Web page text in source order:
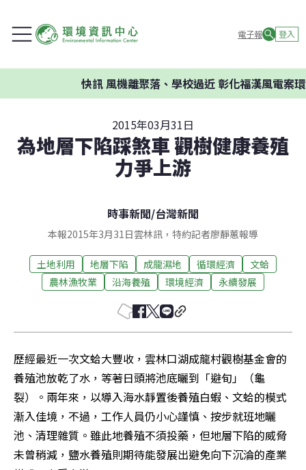
電子報 登入
風機離聚落、學校過近 彰化福漢風電案環委建
2015年03月31日
為地層下陷踩煞車 觀樹健康養殖
力爭上游
時事新聞/台灣新聞
本報2015年3月31日雲林訊，特約記者廖靜蕙報導
土地利用 地層下陷 成龍濕地 循環經濟
文蛤
農林漁牧業
沿海養殖 環境經濟 永續發展
歷經最近一次文蛤大豐收，雲林口湖成龍村觀樹基金會的
養殖池放乾了水，等著日頭將池底曬到「避旬」（龜
裂）。兩年來，以導入海水靜置後養殖白蝦、文蛤的模式
漸入佳境，不過，工作人員仍小心謹慎、按步就班地曬
池、清理雜質。雖此地養殖不須投藥，但地層下陷的威脅
未曾稍減，鹽水養殖則期待能發展出避免向下沉淪的產業